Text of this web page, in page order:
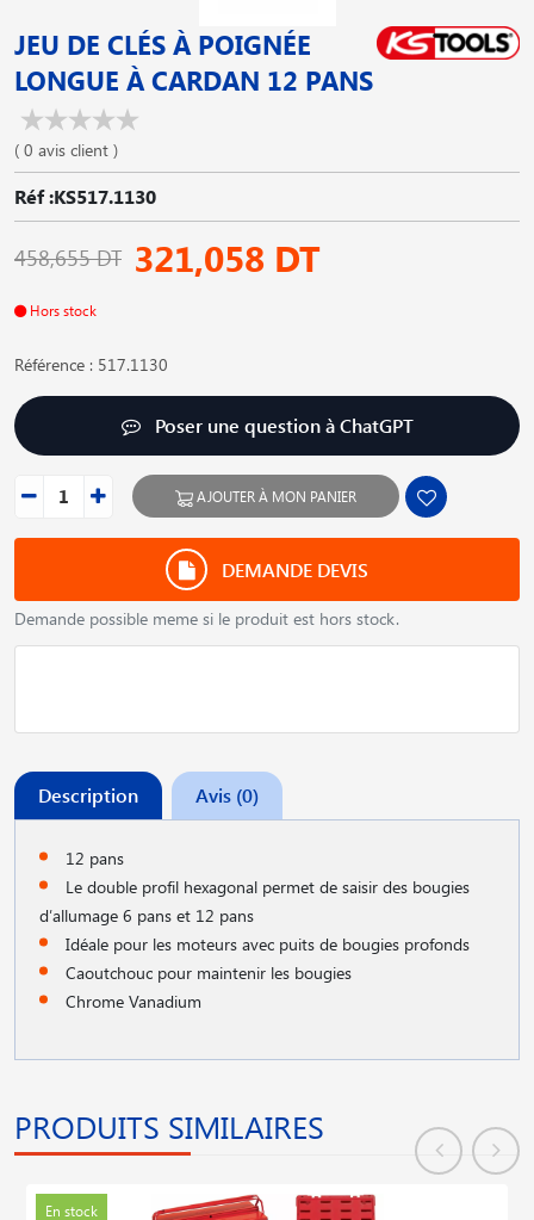
JEU DE CLÉS À POIGNÉE
LONGUE À CARDAN 12 PANS
( 0 avis client )
Réf :KS517.1130
458,655 DT 321,058 DT
Hors stock
Référence : 517.1130
Poser une question à ChatGPT
AJOUTER À MON PANIER
DEMANDE DEVIS
Demande possible meme si le produit est hors stock.
Description Avis (0)
12 pans
Le double profil hexagonal permet de saisir des bougies
d′allumage 6 pans et 12 pans
Idéale pour les moteurs avec puits de bougies profonds
Caoutchouc pour maintenir les bougies
Chrome Vanadium
PRODUITS SIMILAIRES
En stock